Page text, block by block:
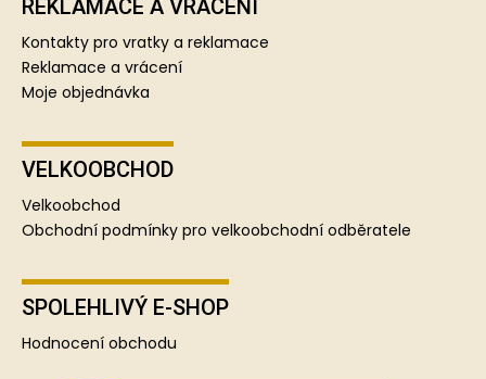
REKLAMACE A VRÁCENÍ
Kontakty pro vratky a reklamace
Reklamace a vrácení
Moje objednávka
VELKOOBCHOD
Velkoobchod
Obchodní podmínky pro velkoobchodní odběratele
SPOLEHLIVÝ E-SHOP
Hodnocení obchodu